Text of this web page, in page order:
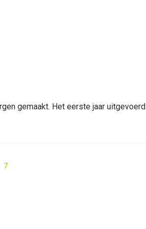
gemaakt. Het eerste jaar uitgevoerd
7